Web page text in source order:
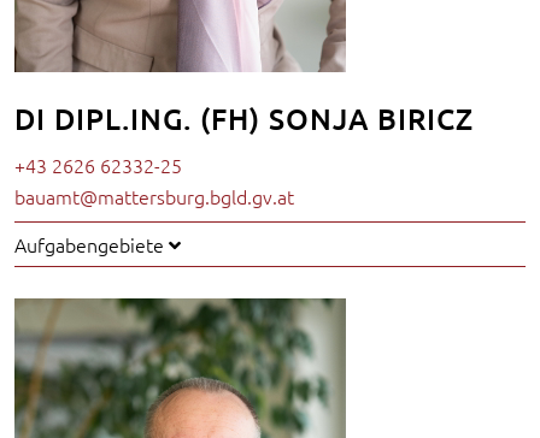
DI DIPL.ING. (FH) SONJA BIRICZ
+43 2626 62332-25
bauamt@mattersburg.bgld.gv.at
Aufgabengebiete